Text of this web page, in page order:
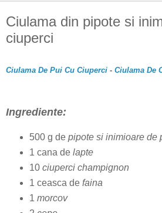
Ciulama din pipote si
ciuperci
Ciulama De Pui Cu Ciuperci - Ciulama De
Ingrediente:
500 g de pipote si inimioare de
1 cana de lapte
10 ciuperci champignon
1 ceasca de faina
1 morcov